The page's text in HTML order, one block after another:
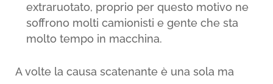
extraruotato, proprio per questo motivo ne
soffrono molti camionisti e gente che sta
molto tempo in macchina.
A volte la causa scatenante è una sola ma